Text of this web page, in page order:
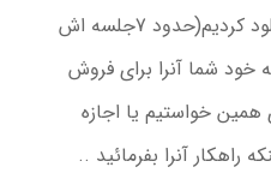
و آنرا تو سایت آپلود کردیم(حدود 7جلسه اش
خود شما آنرا برای فروش
همین خواستیم یا اجازه
راهکار آنرا بفرمائید ..